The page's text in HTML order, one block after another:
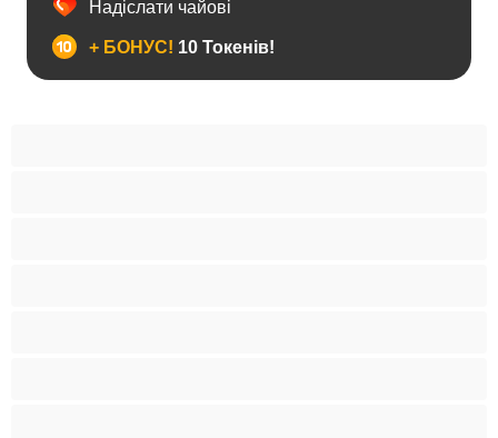
Надіслати чайові
+ БОНУС! 10 Токенів!